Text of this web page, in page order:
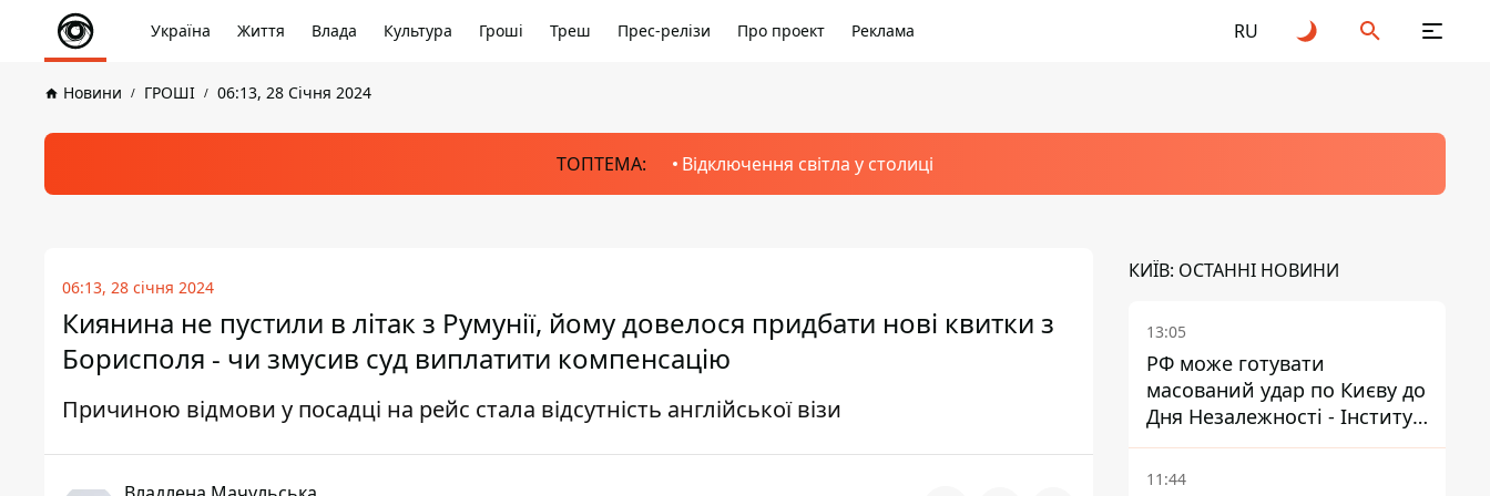
Україна Життя Влада Культура Гроші Треш Прес-релізи Про проект Реклама RU
Новини ГРОШІ 06:13, 28 Січня 2024
ТОПТЕМА: Відключення світла у столиці
06:13, 28 січня 2024
Киянина не пустили в літак з Румунії, йому довелося придбати нові квитки з
Борисполя - чи змусив суд виплатити компенсацію
Причиною відмови у посадці на рейс стала відсутність англійської візи
КИЇВ: ОСТАННІ НОВИНИ
13:05
РФ може готувати
масований удар по Києву до
Дня Незалежності - Інститут
вивчення війни
11:44